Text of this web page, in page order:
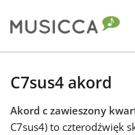
Български
C7sus4 akord
Akord c zawieszony
C7sus4) to czterodźwięk